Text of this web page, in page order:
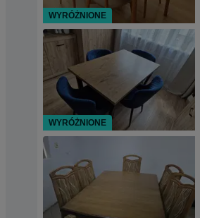
WYRÓŻNIONE
WYRÓŻNIONE